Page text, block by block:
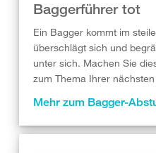
Baggerführer tot
Ein Bagger kommt im
überschlägt sich und
unter sich. Machen Sie
zum Thema Ihrer
Mehr zum Bagger-